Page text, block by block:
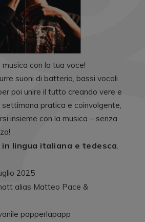
con la tua voce!
suoni di batteria, bassi vocali
poi unire il tutto creando vere e
settimana pratica e coinvolgente,
insieme con la musica – senza
in lingua italiana e tedesca.
2025
alias Matteo Pace &
papperlapapp